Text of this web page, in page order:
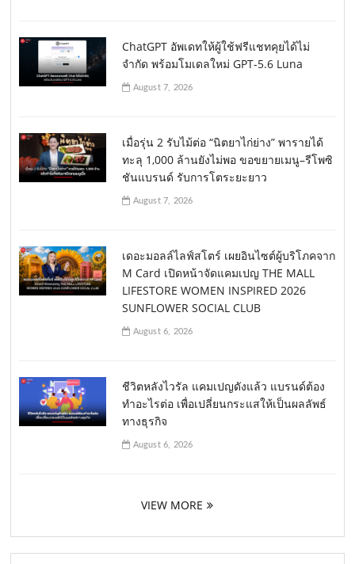
ChatGPT อัพเดทให้ผู้ใช้ฟรีแชทคุยได้ไม่
จำกัด พร้อมโมเดลใหม่ GPT-5.6 Luna
August 7, 2026
เมื่อรุ่น 2 รับไม้ต่อ “นิตยาไก่ย่าง” พารายได้
ทะลุ 1,000 ล้านยังไม่พอ ขอขยายเมนู–รีโพซิ
ชันแบรนด์ รับการโตระยะยาว
August 7, 2026
เดอะมอลล์ไลฟ์สโตร์ เผยอินไซต์ผู้บริโภคจาก
M Card เปิดหน้าจัดแคมเปญ THE MALL
LIFESTORE WOMEN INSPIRED 2026
SUNFLOWER SOCIAL CLUB
August 6, 2026
ชีวิตหลังไวรัล แคมเปญดังแล้ว แบรนด์ต้อง
ทำอะไรต่อ เพื่อเปลี่ยนกระแสให้เป็นผลลัพธ์
ทางธุรกิจ
August 6, 2026
VIEW MORE